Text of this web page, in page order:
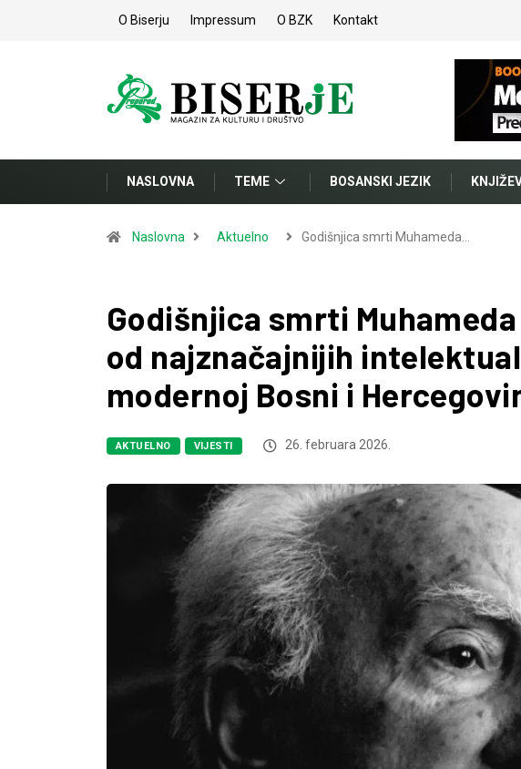
O Biserju Impressum O BZK Kontakt
NASLOVNA TEME BOSANSKI JEZIK
Naslovna Aktuelno Godišnjica smrti Muhameda…
Godišnjica smrti
od najznačajnijih
modernoj Bosni i
AKTUELNO VIJESTI 26. februara 2026.